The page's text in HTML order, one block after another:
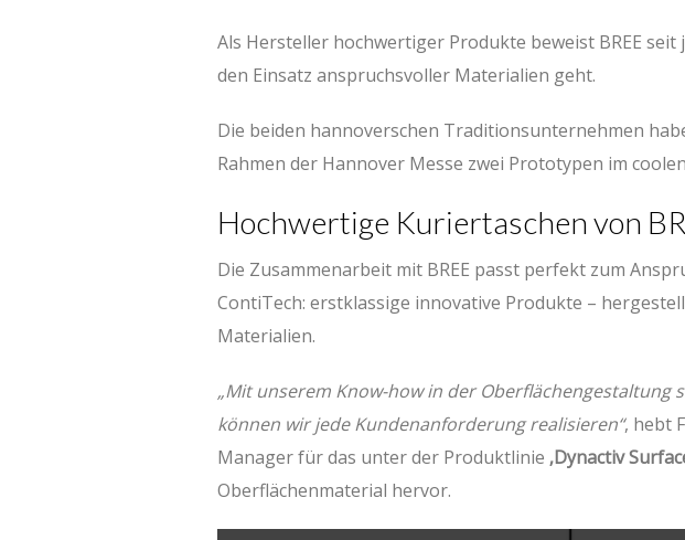
Als Hersteller hochwertiger Produkte beweist BREE
den Einsatz anspruchsvoller Materialien geht.
Die beiden hannoverschen Traditionsunternehmen
Rahmen der Hannover Messe zwei Prototypen im
Hochwertige Kuriertaschen von
Die Zusammenarbeit mit BREE passt perfekt zum
ContiTech: erstklassige innovative Produkte –
Materialien.
„Mit unserem Know-how in der Oberflächengestaltung
können wir jede Kundenanforderung realisieren“, hebt
Manager für das unter der Produktlinie ‚Dynactiv
Oberflächenmaterial hervor.